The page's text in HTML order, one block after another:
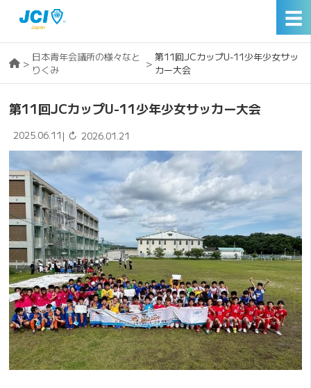
☰
> 日本青年会議所の様々なと
りくみ
> 第11回JCカップU-11少年少女サッ
カー大会
第11回JCカップU-11少年少女サッカー大会
2025.06.11 | ↻ 2026.01.21